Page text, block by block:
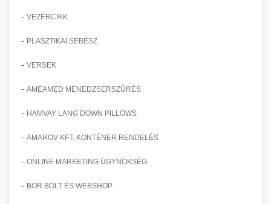
- VEZÉRCIKK
- PLASZTIKAI SEBÉSZ
- VERSEK
- AMEAMED MENEDZSERSZŰRÉS
- HAMVAY LANG DOWN PILLOWS
- AMAROV KFT. KONTÉNER RENDELÉS
- ONLINE MARKETING ÜGYNÖKSÉG
- BOR BOLT ÉS WEBSHOP